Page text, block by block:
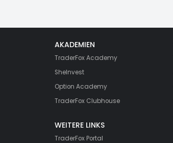
AKADEMIEN
TraderFox Academy
SheInvest
Option Academy
TraderFox Clubhouse
WEITERE LINKS
TraderFox Portal